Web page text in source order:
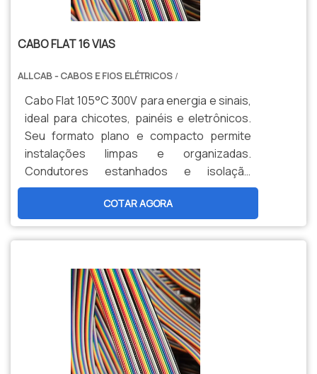
CABO FLAT 16 VIAS
ALLCAB - CABOS E FIOS ELÉTRICOS /
Cabo Flat 105°C 300V para energia e sinais,
ideal para chicotes, painéis e eletrônicos.
Seu formato plano e compacto permite
instalações limpas e organizadas.
Condutores estanhados e isolação
termorresistente garantem confiabilidade
e alta durabilidade.COTAR AGORA